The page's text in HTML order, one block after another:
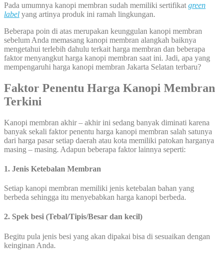
Pada umumnya kanopi membran sudah memiliki sertifikat green
label yang artinya produk ini ramah lingkungan.
Beberapa poin di atas merupakan keunggulan kanopi membran
sebelum Anda memasang kanopi membran alangkah baiknya
mengetahui terlebih dahulu terkait harga membran dan beberapa
faktor menyangkut harga kanopi membran saat ini. Jadi, apa yang
mempengaruhi harga kanopi membran Jakarta Selatan terbaru?
Faktor Penentu Harga Kanopi Membran
Terkini
Kanopi membran akhir – akhir ini sedang banyak diminati karena
banyak sekali faktor penentu harga kanopi membran salah satunya
dari harga pasar setiap daerah atau kota memiliki patokan harganya
masing – masing. Adapun beberapa faktor lainnya seperti:
1. Jenis Ketebalan Membran
Setiap kanopi membran memiliki jenis ketebalan bahan yang
berbeda sehingga itu menyebabkan harga kanopi berbeda.
2. Spek besi (Tebal/Tipis/Besar dan kecil)
Begitu pula jenis besi yang akan dipakai bisa di sesuaikan dengan
keinginan Anda.